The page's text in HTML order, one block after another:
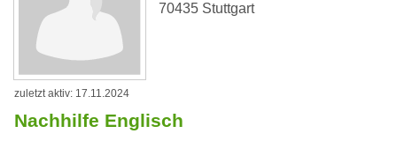
70435 Stuttgart
zuletzt aktiv: 17.11.2024
Nachhilfe Englisch